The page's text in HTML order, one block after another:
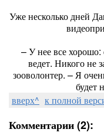
Уже несколько дней
– У нее все хорошо:
ведет. Никого не
зооволонтер. – Я
будет
вверх^ к полной
Комментарии (2):